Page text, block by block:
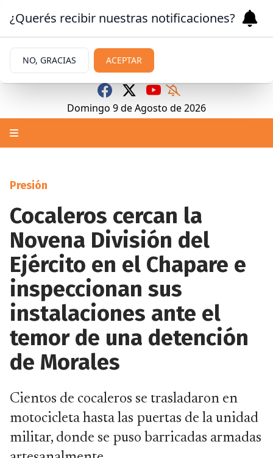
Domingo 9deAgosto de 2026
Presión
Cocaleros cercan la
Novena División del
Ejército en el Chapare e
inspeccionan sus
instalaciones ante el
temor de una detención
de Morales
Cientos de cocaleros se trasladaron en
motocicleta hasta las puertas de la unidad
militar, donde se puso barricadas armadas
¿Querés recibir nuestras notificaciones?
NO, GRACIAS ACEPTAR